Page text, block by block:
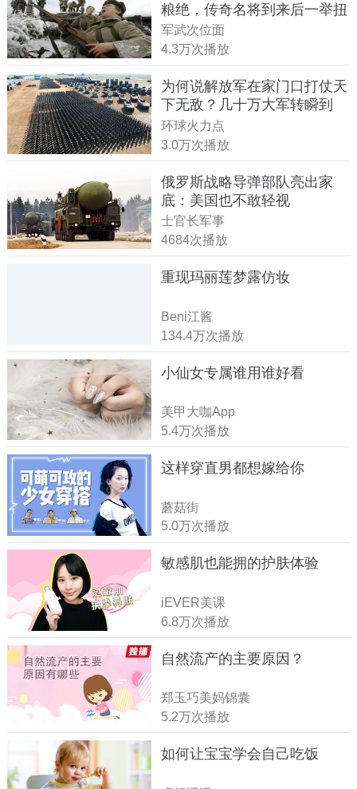
粮绝，传奇名将到来后一举扭
转战局
军武次位面
4.3万次播放
为何说解放军在家门口打仗天
下无敌？几十万大军转瞬到
达！
环球火力点
3.0万次播放
俄罗斯战略导弹部队亮出家
底：美国也不敢轻视
士官长军事
4684次播放
重现玛丽莲梦露仿妆
Beni江酱
134.4万次播放
小仙女专属谁用谁好看
美甲大咖App
5.4万次播放
这样穿直男都想嫁给你
蘑菇街
5.0万次播放
敏感肌也能拥的护肤体验
iEVER美课
6.8万次播放
自然流产的主要原因？
郑玉巧美妈锦囊
5.2万次播放
如何让宝宝学会自己吃饭